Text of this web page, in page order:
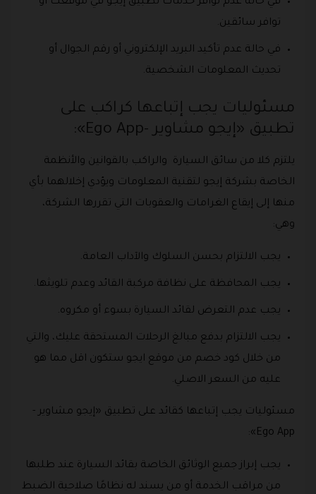
توافر سائقين.
في حالة عدم تأكيد البريد الإلكتروني أو رقم الجوال أو
تحديث المعلومات الشخصية.
مسئوليات يجب إتباعها كراكب على
تطبيق «إيجو مشاوير -Ego App»:
يلتزم كلا من سائق السيارة والراكب بالقوانين والأنظمة
الخاصة بشركة إيجو لتقنية المعلومات ويؤدي إخلالهما بأي
منها إلى إيقاع الغرامات والعقوبات التي تقررها الشركة،
وهي:
يجب الالتزام بحسن السلوك والآداب العامة.
يجب المحافظة على نظافة مركبة القائد وعدم تلويثها.
يجب عدم التعرض لقائد السيارة بسوء أو مكروه.
يجب الالتزام بدفع مبالغ الرحلات المستحقة عليك، والتي
من خلال كود خصم من موقع ايجو ستكون اقل مما هو
عليه من السعر الاصلي.
مسئوليات يجب إتباعها كقائد على تطبيق «إيجو مشاوير -
Ego App»:
يجب إبراز جميع الوثائق الخاصة بقائد السيارة عند طلبها
من مراقب الخدمة أو من يسند له نظامًا صلاحية الضبط